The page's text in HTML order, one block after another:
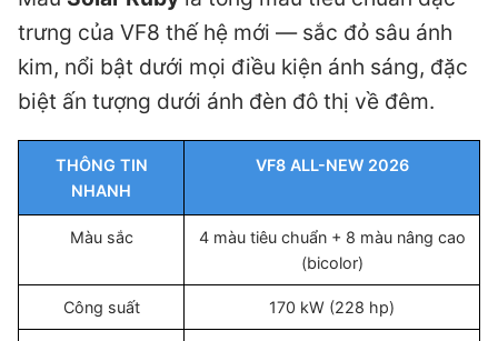
trưng của VF8 thế hệ mới — sắc đỏ sâu ánh
kim, nổi bật dưới mọi điều kiện ánh sáng, đặc
biệt ấn tượng dưới ánh đèn đô thị về đêm.
THÔNG TIN
NHANH
VF8 ALL-NEW 2026
Màu sắc
4 màu tiêu chuẩn + 8 màu nâng cao
(bicolor)
Công suất 170 kW (228 hp)